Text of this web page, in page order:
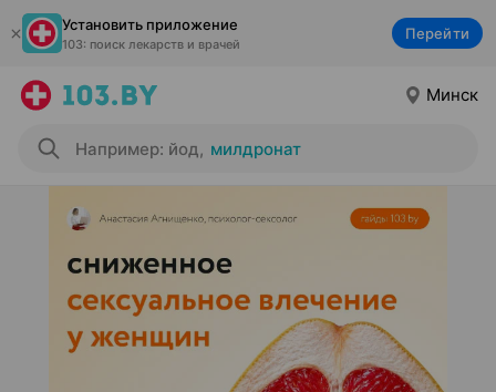
Установить приложение
103: поиск лекарств и врачей
Перейти
Минск
Например: йод, милдронат